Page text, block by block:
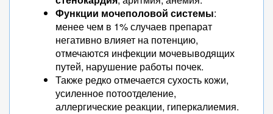
Функции мочеполовой системы:
менее чем в 1% случаев препарат
негативно влияет на потенцию,
отмечаются инфекции мочевыводящих
путей, нарушение работы почек.
Также редко отмечается сухость кожи,
усиленное потоотделение,
аллергические реакции, гиперкалиемия.